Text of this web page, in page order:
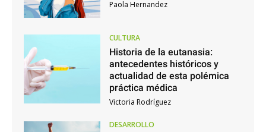
Paola Hernandez
CULTURA
Historia de la eutanasia:
antecedentes históricos y
actualidad de esta polémica
práctica médica
Victoria Rodríguez
DESARROLLO